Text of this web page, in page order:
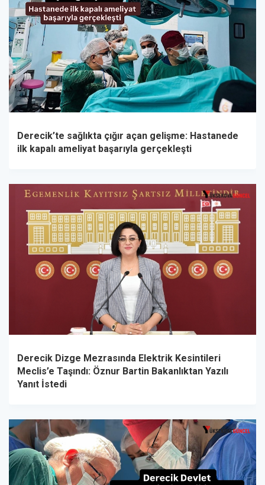
Derecik’te sağlıkta çığır açan gelişme: Hastanede
ilk kapalı ameliyat başarıyla gerçekleşti
Derecik Dizge Mezrasında Elektrik Kesintileri
Meclis’e Taşındı: Öznur Bartin Bakanlıktan Yazılı
Yanıt İstedi